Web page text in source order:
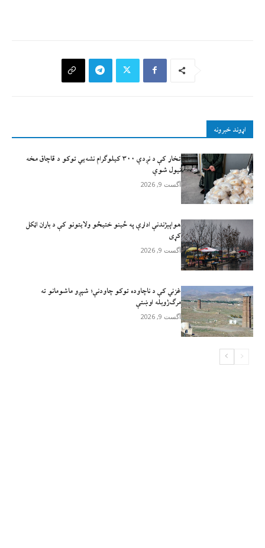
اړوند خبرونه
تخار کې د نږدې ۳۰۰ کیلوګرام نشه‌يي توکو د قاچاق مخه
نیول شوې
آگست 9, 2026
هواپېژندنې ادارې په ځینو ختیځو ولایتونو کې د باران اټکل
کړی
آگست 9, 2026
غزني کې د ناچاوده توکو چاودنې؛ شپږو ماشومانو ته
مرګ‌ژوبله اوښتې
آگست 9, 2026